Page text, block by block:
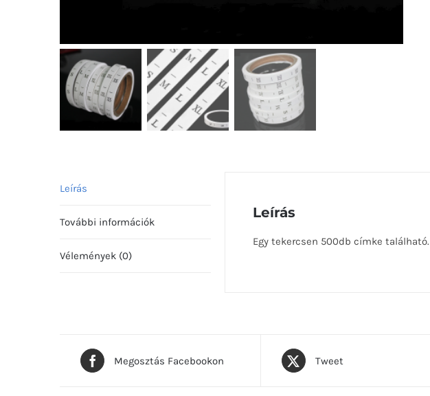
Leírás
További információk
Vélemények (0)
Leírás
Egy tekercsen 500db címke található.
Megosztás Facebookon Tweet